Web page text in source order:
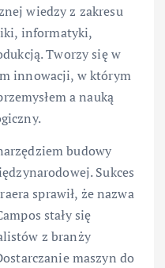
wiedzy z zakresu
informatyki,
Tworzy się w
innowacji, w którym
a nauką
budowy
Sukces
sprawił, że nazwa
stały się
z branży
maszyn do